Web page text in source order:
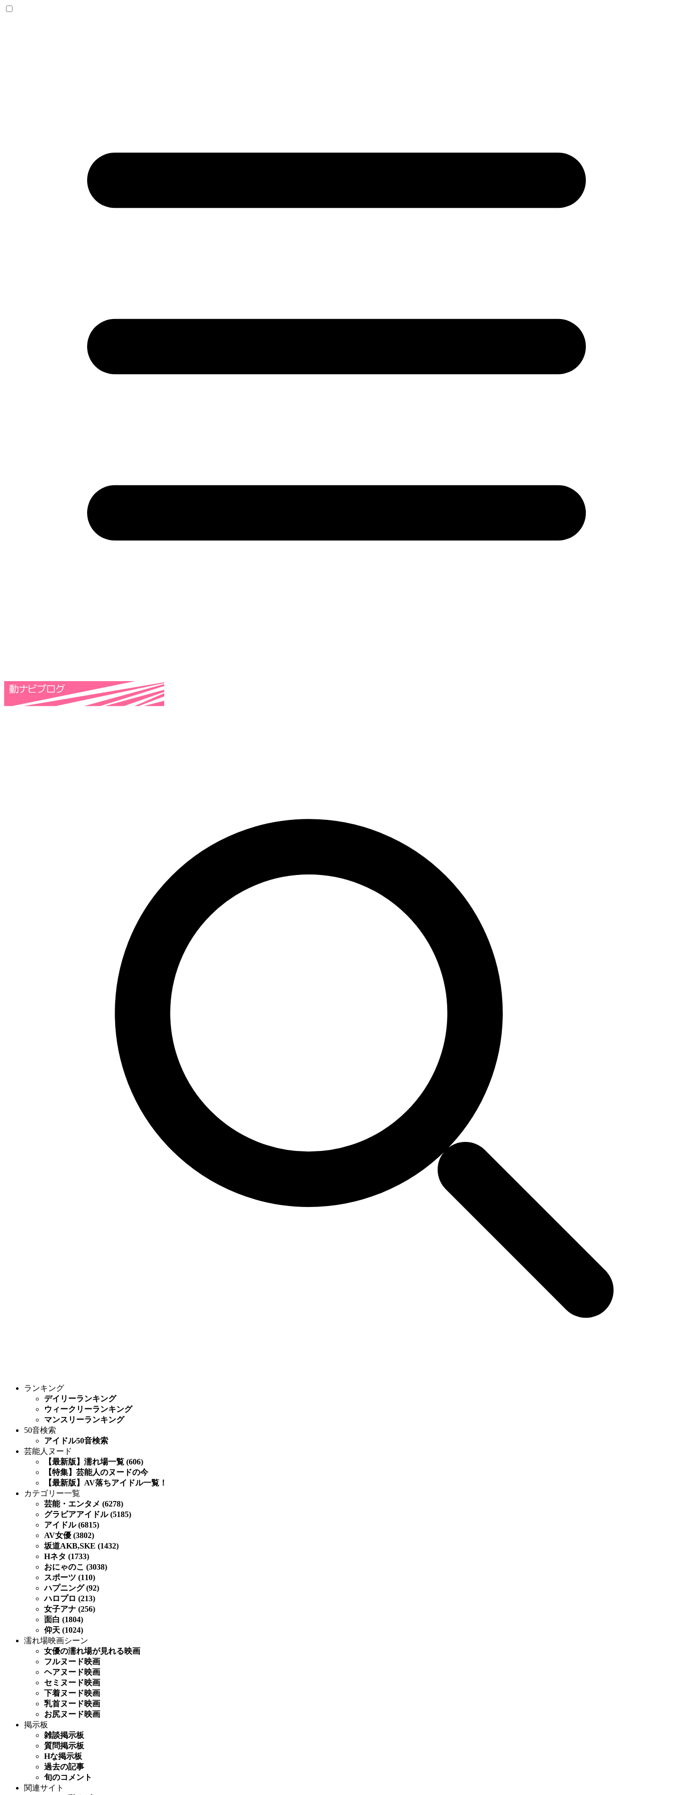
ランキング
デイリーランキング
ウィークリーランキング
マンスリーランキング
50音検索
アイドル50音検索
芸能人ヌード
【最新版】濡れ場一覧 (606)
【特集】芸能人のヌードの今
【最新版】AV落ちアイドル一覧！
カテゴリー一覧
芸能・エンタメ (6278)
グラビアアイドル (5185)
アイドル (6815)
AV女優 (3802)
坂道AKB,SKE (1432)
Hネタ (1733)
おにゃのこ (3038)
スポーツ (110)
ハプニング (92)
ハロプロ (213)
女子アナ (256)
面白 (1804)
仰天 (1024)
濡れ場映画シーン
女優の濡れ場が見れる映画
フルヌード映画
ヘアヌード映画
セミヌード映画
下着ヌード映画
乳首ヌード映画
お尻ヌード映画
掲示板
雑談掲示板
質問掲示板
Hな掲示板
過去の記事
旬のコメント
関連サイト